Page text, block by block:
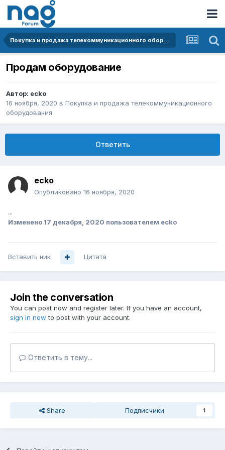
Покупка и продажа телекоммуникационного оборудования
Продам оборудование
Автор: ecko
16 ноября, 2020 в Покупка и продажа телекоммуникационного
оборудования
Ответить
ecko
Опубликовано 16 ноября, 2020
...
Изменено 17 декабря, 2020 пользователем ecko
Вставить ник Цитата
Join the conversation
You can post now and register later. If you have an account,
sign in now to post with your account.
Ответить в тему...
Share Подписчики 1